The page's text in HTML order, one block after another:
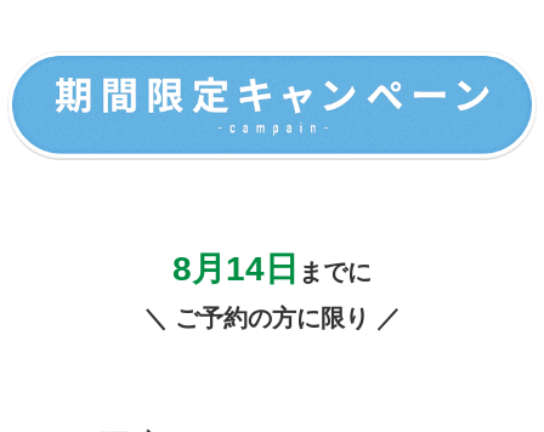
ターンに分けられます。
①骨盤、股関節の筋肉・筋膜の硬さによる神経の圧迫
腰椎(腰の骨)の変形による神経の圧迫